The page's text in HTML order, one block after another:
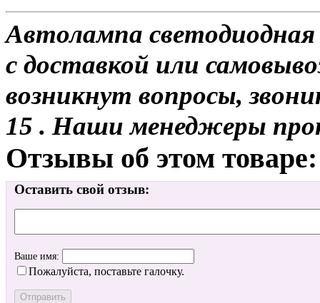
Автолампа
с доставкой или
возникнут вопросы,
15 . Наши менеджеры
Отзывы об этом товаре:
Оставить свой отзыв:
Ваше имя:
Пожалуйста, поставьте галочку.